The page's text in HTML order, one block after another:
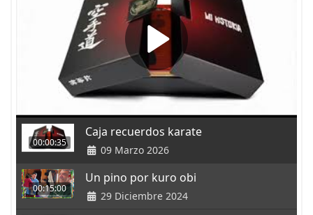
00:00:35
Caja recuerdos karate
09 Marzo 2026
00:15:00
Un pino por kuro obi
29 Diciembre 2024